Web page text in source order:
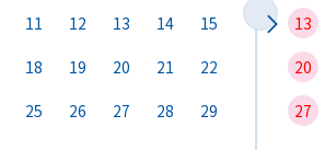
11 12 13 14
15
18 19 20 21
22
25 26 27 28
29
13
20
27